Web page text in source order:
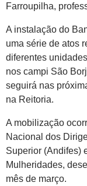
Farroupilha,
A instalação do
uma série de atos
diferentes
nos campi São
seguirá nas
na Reitoria.
A mobilização
Nacional dos
Superior (Andifes)
Mulheridades,
mês de março.